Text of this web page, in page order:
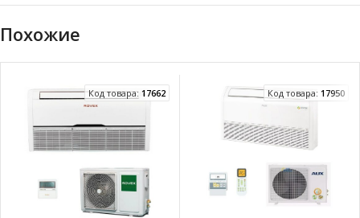
Похожие
Код товара: 17662 Код товара: 17950